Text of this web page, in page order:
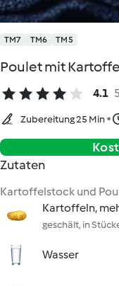
TM7 TM6 TM5
Poulet mit
4.1
Zubereitung 25 Min
Zutaten
Kartoffelstock und
Kartoffeln,
geschält, in
Wasser